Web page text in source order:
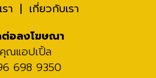
า
เกี่ยวกับเรา
อลงโฆษณา
คุณแอปเปิ้ล
698 9350